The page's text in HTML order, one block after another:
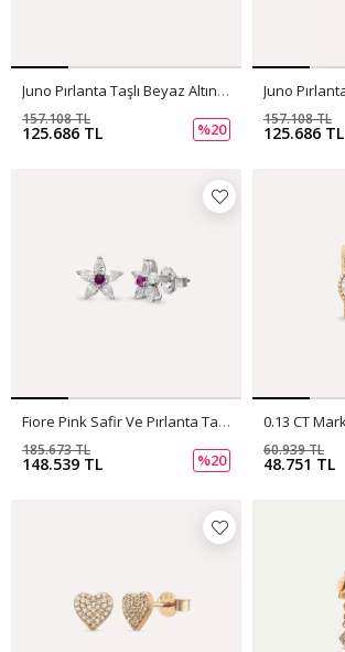
Juno Pırlanta Taşlı Beyaz Altın Küpe
125.686 TL
157.108 TL
%20 125.686 TL
157.108 TL
Fiore Pink Safir Ve Pırlanta Taşlı Beyaz Altın Küpe
148.539 TL
185.673 TL
%20 48.751 TL
60.939 TL